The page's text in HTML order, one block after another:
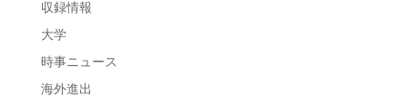
収録情報
大学
時事ニュース
海外進出